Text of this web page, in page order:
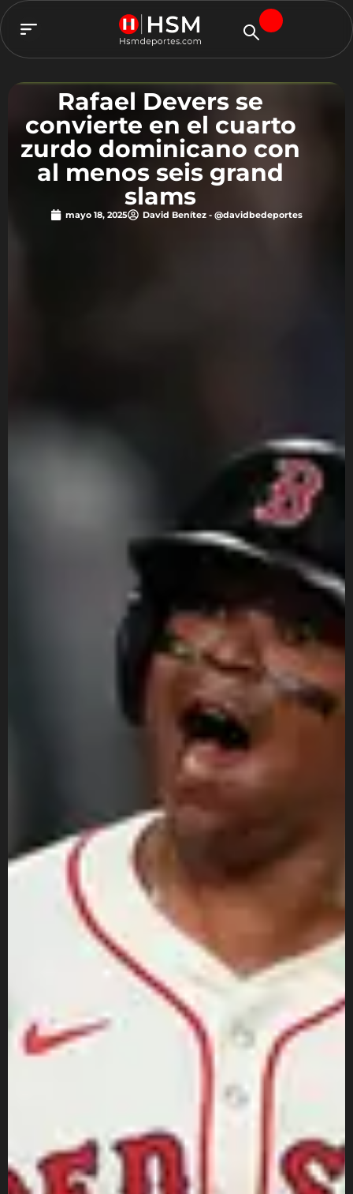
Rafael Devers se
convierte en el cuarto
zurdo dominicano con
al menos seis grand
slams
mayo 18, 2025 David Benítez - @davidbedeportes